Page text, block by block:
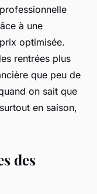
à une
optimisée.
rentrées plus
que peu de
on sait que
en saison,
des